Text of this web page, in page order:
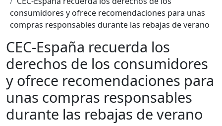
consumidores y ofrece recomendaciones para unas
compras responsables durante las rebajas de verano
CEC-España recuerda los
derechos de los consumidores
y ofrece recomendaciones para
unas compras responsables
durante las rebajas de verano